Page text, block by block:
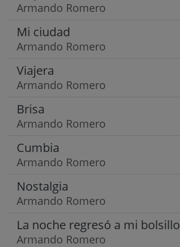
Armando Romero
Mi ciudad
Armando Romero
Viajera
Armando Romero
Brisa
Armando Romero
Cumbia
Armando Romero
Nostalgia
Armando Romero
La noche regresó a mi bolsillo
Armando Romero